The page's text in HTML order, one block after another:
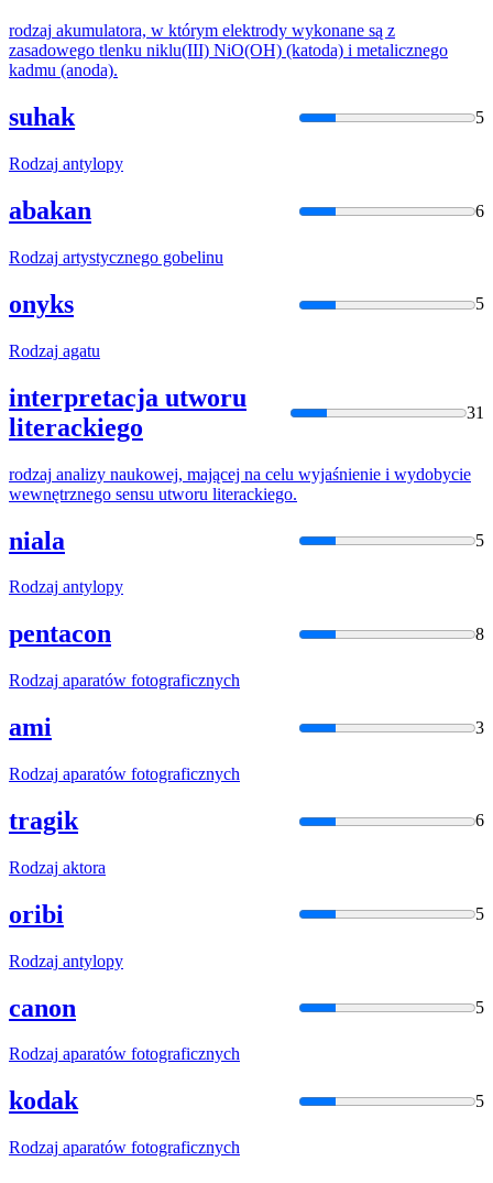
rodzaj akumulatora, w którym elektrody wykonane są z
zasadowego tlenku niklu(III) NiO(OH) (katoda) i metalicznego
kadmu (anoda).
suhak 5
Rodzaj antylopy
abakan 6
Rodzaj artystycznego gobelinu
onyks 5
Rodzaj agatu
interpretacja utworu
literackiego
31
rodzaj analizy naukowej, mającej na celu wyjaśnienie i wydobycie
wewnętrznego sensu utworu literackiego.
niala 5
Rodzaj antylopy
pentacon 8
Rodzaj aparatów fotograficznych
ami 3
Rodzaj aparatów fotograficznych
tragik 6
Rodzaj aktora
oribi 5
Rodzaj antylopy
canon 5
Rodzaj aparatów fotograficznych
kodak 5
Rodzaj aparatów fotograficznych